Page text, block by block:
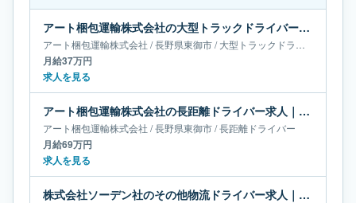
アート梱包運輸株式会社の大型トラックドライバー求人｜長野県東御市｜月給37万円
アート梱包運輸株式会社 /長野県東御市/大型トラックドライバー
月給37万円
求人を見る
アート梱包運輸株式会社の長距離ドライバー求人｜長野県東御市｜月給69万円
アート梱包運輸株式会社 /長野県東御市/長距離ドライバー
月給69万円
求人を見る
株式会社ソーデン社のその他物流ドライバー求人｜埼玉県さいたま市｜月給60万-65万円